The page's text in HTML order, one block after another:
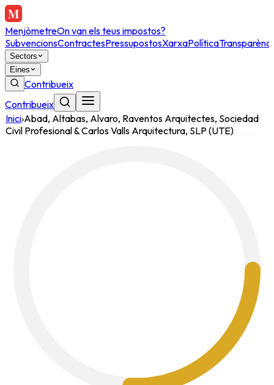
MenjòmetreOn van els teus impostos?
SubvencionsContractesPressupostosXarxaPolítica
Sectors
Eines
Contribueix
Contribueix
Inici›Abad, Altabas, Alvaro, Raventos Arquitectes, Sociedad
Civil Profesional & Carlos Valls Arquitectura, SLP (UTE)